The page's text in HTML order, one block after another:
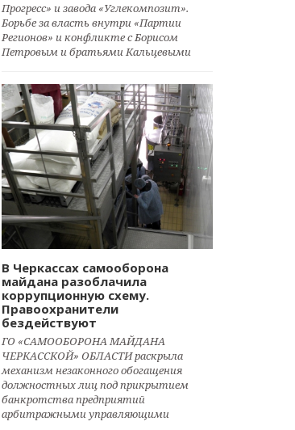
Прогресс» и завода «Углекомпозит».
Борьбе за власть внутри «Партии
Регионов» и конфликте с Борисом
Петровым и братьями Кальцевыми
В Черкассах самооборона
майдана разоблачила
коррупционную схему.
Правоохранители
бездействуют
ГО «САМООБОРОНА МАЙДАНА
ЧЕРКАССКОЙ» ОБЛАСТИ раскрыла
механизм незаконного обогащения
должностных лиц под прикрытием
банкротства предприятий
арбитражными управляющими